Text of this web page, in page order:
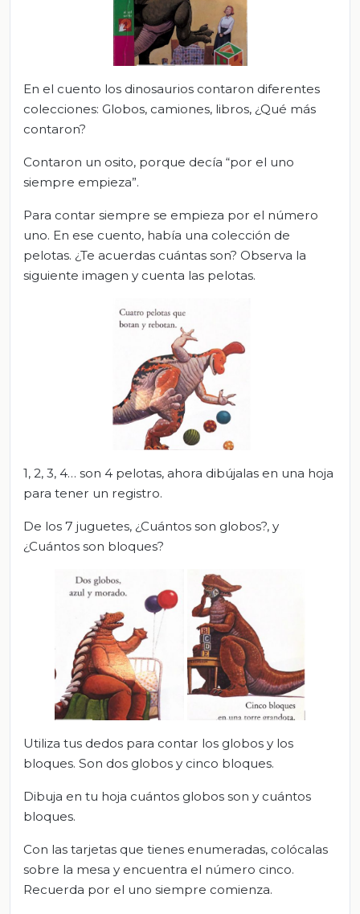
En el cuento los dinosaurios contaron diferentes
colecciones: Globos, camiones, libros, ¿Qué más
contaron?
Contaron un osito, porque decía “por el uno
siempre empieza”.
Para contar siempre se empieza por el número
uno. En ese cuento, había una colección de
pelotas. ¿Te acuerdas cuántas son? Observa la
siguiente imagen y cuenta las pelotas.
1, 2, 3, 4… son 4 pelotas, ahora dibújalas en una hoja
para tener un registro.
De los 7 juguetes, ¿Cuántos son globos?, y
¿Cuántos son bloques?
Utiliza tus dedos para contar los globos y los
bloques. Son dos globos y cinco bloques.
Dibuja en tu hoja cuántos globos son y cuántos
bloques.
Con las tarjetas que tienes enumeradas, colócalas
sobre la mesa y encuentra el número cinco.
Recuerda por el uno siempre comienza.